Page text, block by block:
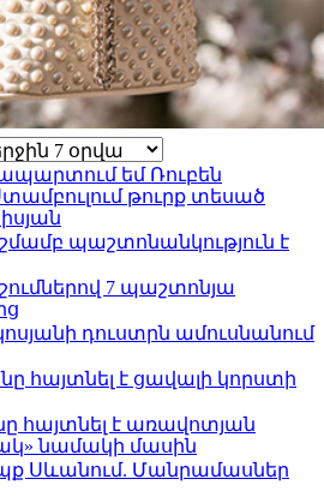
եմ Ռուբեն
թուրք տեսած
պաշտոնանկություն է
7 պաշտոնյա
դուստրն ամուսնանում
հայտնել է ցավալի կորստի
հայտնել է առավոտյան
նամակի մասին
Սևանում. Մանրամասներ